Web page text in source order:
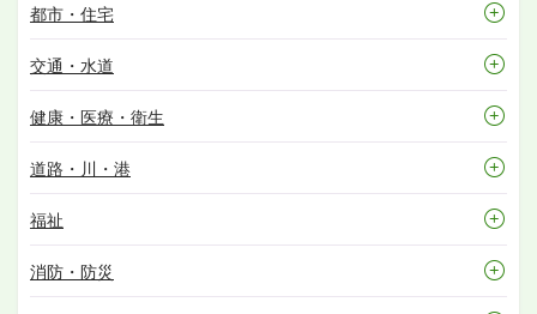
都市・住宅
交通・水道
健康・医療・衛生
道路・川・港
福祉
消防・防災